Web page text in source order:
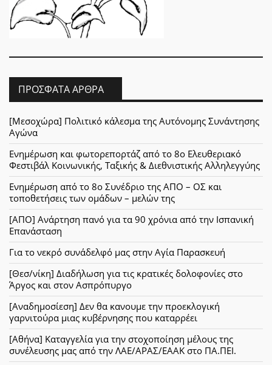
ΠΡΌΣΦΑΤΑ ΆΡΘΡΑ
[Μεσοχώρα] Πολιτικό κάλεσμα της Αυτόνομης Συνάντησης
Αγώνα
Ενημέρωση και φωτορεπορτάζ από το 8ο Ελευθεριακό
Φεστιβάλ Κοινωνικής, Ταξικής & Διεθνιστικής Αλληλεγγύης
Ενημέρωση από το 8ο Συνέδριο της ΑΠΟ – ΟΣ και
τοποθετήσεις των ομάδων – μελών της
[ΑΠΟ] Ανάρτηση πανό για τα 90 χρόνια από την Ισπανική
Επανάσταση
Για το νεκρό συνάδελφό μας στην Αγία Παρασκευή
[Θεσ/νίκη] Διαδήλωση για τις κρατικές δολοφονίες στο
Άργος και στον Ασπρόπυργο
[Αναδημοσίεση] Δεν θα κανουμε την προεκλογική
γαρνιτούρα μιας κυβέρνησης που καταρρέει
[Αθήνα] Καταγγελία για την στοχοποίηση μέλους της
συνέλευσης μας από την ΛΑΕ/ΑΡΑΣ/ΕΑΑΚ στο ΠΑ.ΠΕΙ.